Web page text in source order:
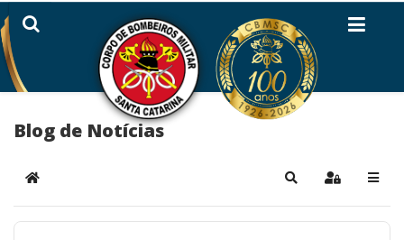
Blog de Notícias
Home PesquisarSign In